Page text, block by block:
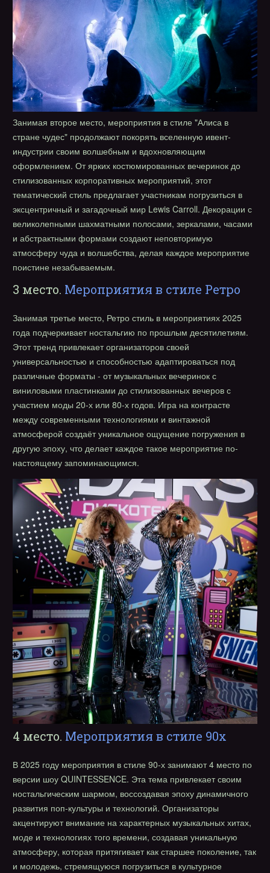
Занимая второе место, мероприятия в стиле "Алиса в
стране чудес" продолжают покорять вселенную ивент-
индустрии своим волшебным и вдохновляющим
оформлением. От ярких костюмированных вечеринок до
стилизованных корпоративных мероприятий, этот
тематический стиль предлагает участникам погрузиться в
эксцентричный и загадочный мир Lewis Carroll. Декорации с
великолепными шахматными полосами, зеркалами, часами
и абстрактными формами создают неповторимую
атмосферу чуда и волшебства, делая каждое мероприятие
поистине незабываемым.
3 место. Мероприятия в стиле Ретро
Занимая третье место, Ретро стиль в мероприятиях 2025
года подчеркивает ностальгию по прошлым десятилетиям.
Этот тренд привлекает организаторов своей
универсальностью и способностью адаптироваться под
различные форматы - от музыкальных вечеринок с
виниловыми пластинками до стилизованных вечеров с
участием моды 20-х или 80-х годов. Игра на контрасте
между современными технологиями и винтажной
атмосферой создаёт уникальное ощущение погружения в
другую эпоху, что делает каждое такое мероприятие по-
настоящему запоминающимся.
4 место. Мероприятия в стиле 90х
В 2025 году мероприятия в стиле 90-х занимают 4 место по
версии шоу QUINTESSENCE. Эта тема привлекает своим
ностальгическим шармом, воссоздавая эпоху динамичного
развития поп-культуры и технологий. Организаторы
акцентируют внимание на характерных музыкальных хитах,
моде и технологиях того времени, создавая уникальную
атмосферу, которая притягивает как старшее поколение, так
и молодежь, стремящуюся погрузиться в культурное